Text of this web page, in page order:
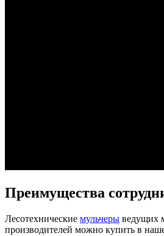
Преимущества
Лесотехнические мульчеры ведущих
производителей можно купить в